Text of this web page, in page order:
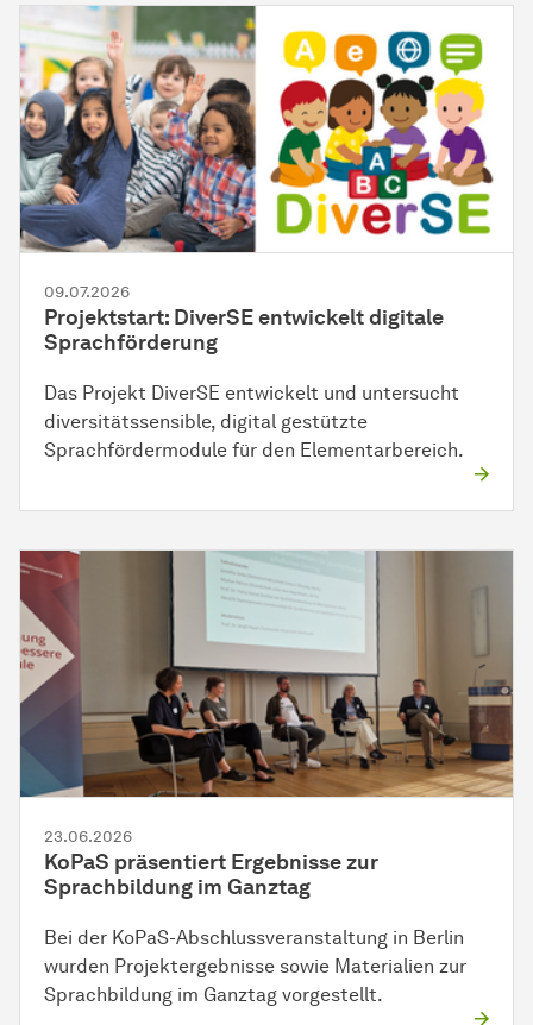
09.07.2026
Projektstart: DiverSE entwickelt digitale
Sprachförderung
Das Projekt DiverSE entwickelt und untersucht
diversitätssensible, digital gestützte
Sprachfördermodule für den Elementarbereich.
23.06.2026
KoPaS präsentiert Ergebnisse zur
Sprachbildung im Ganztag
Bei der KoPaS-Abschlussveranstaltung in Berlin
wurden Projektergebnisse sowie Materialien zur
Sprachbildung im Ganztag vorgestellt.